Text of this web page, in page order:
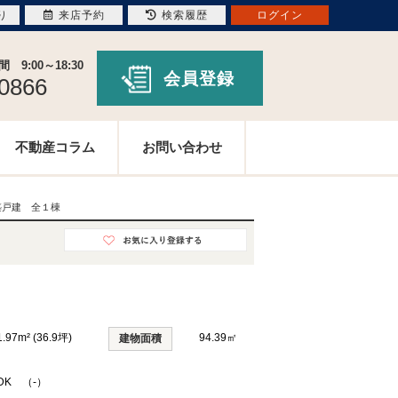
9:00～18:30
会員登録
不動産コラム お問い合わせ
戸建 全１棟
(36.9坪) 建物面積 94.39㎡
（-）
来店予約 検索履歴 ログイン